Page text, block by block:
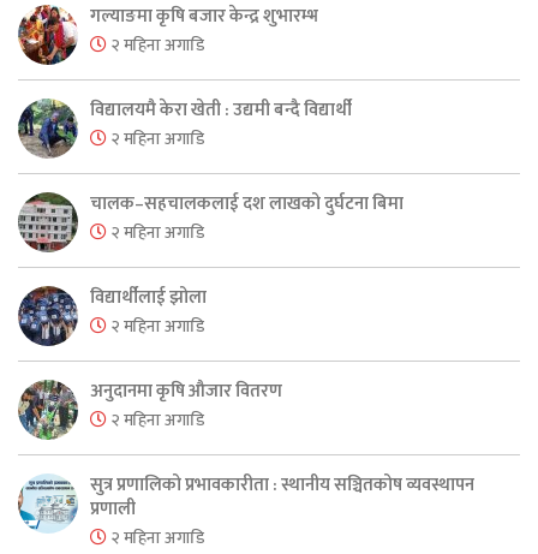
गल्याङमा कृषि बजार केन्द्र शुभारम्भ
२ महिना अगाडि
विद्यालयमै केरा खेती : उद्यमी बन्दै विद्यार्थी
२ महिना अगाडि
चालक–सहचालकलाई दश लाखको दुर्घटना बिमा
२ महिना अगाडि
विद्यार्थीलाई झोला
२ महिना अगाडि
अनुदानमा कृषि औजार वितरण
२ महिना अगाडि
सुत्र प्रणालिको प्रभावकारीता : स्थानीय सञ्चितकोष व्यवस्थापन
प्रणाली
२ महिना अगाडि